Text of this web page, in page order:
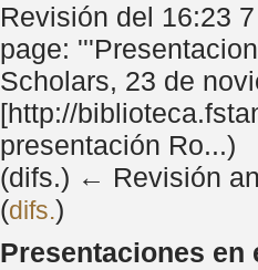
Revisión del 16:23
page:
Scholars, 23 de
[http://
presentación Ro...)
(difs.) ← Revisión
(difs.)
Presentaciones en